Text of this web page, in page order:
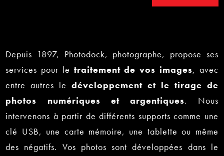
Depuis 1897, Photodock, photographe, propose ses
services pour le traitement de vos images, avec
entre autres ledéveloppement et le tirage de
photos numériques
et argentiques. Nous
intervenons à partir de différents supports comme une
clé USB, une carte mémoire, une tablette ou même
des négatifs. Vos photos sont développées dans le